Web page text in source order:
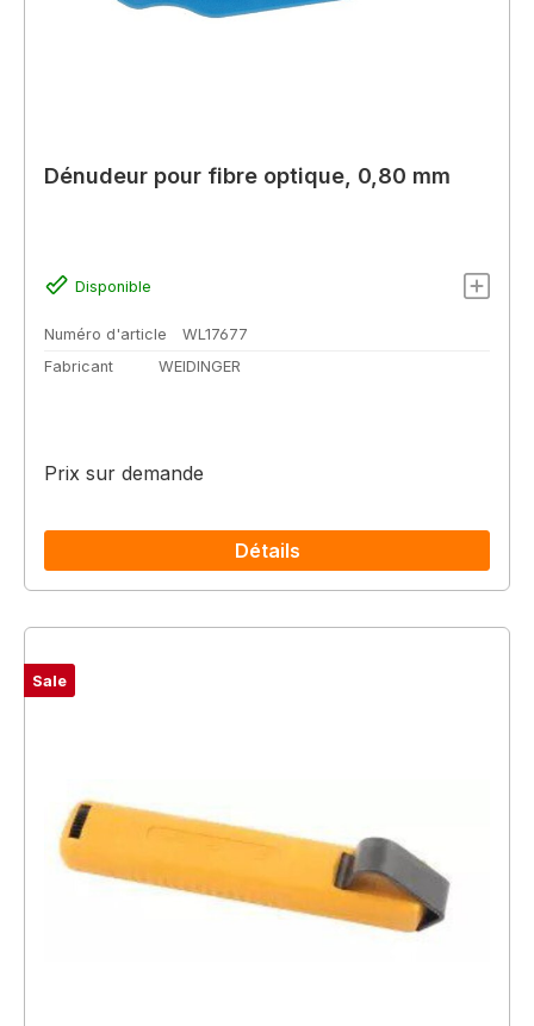
Dénudeur pour fibre optique, 0,80 mm
Disponible
Numéro d'article
WL17677
Fabricant
WEIDINGER
Prix sur demande
Détails
Sale